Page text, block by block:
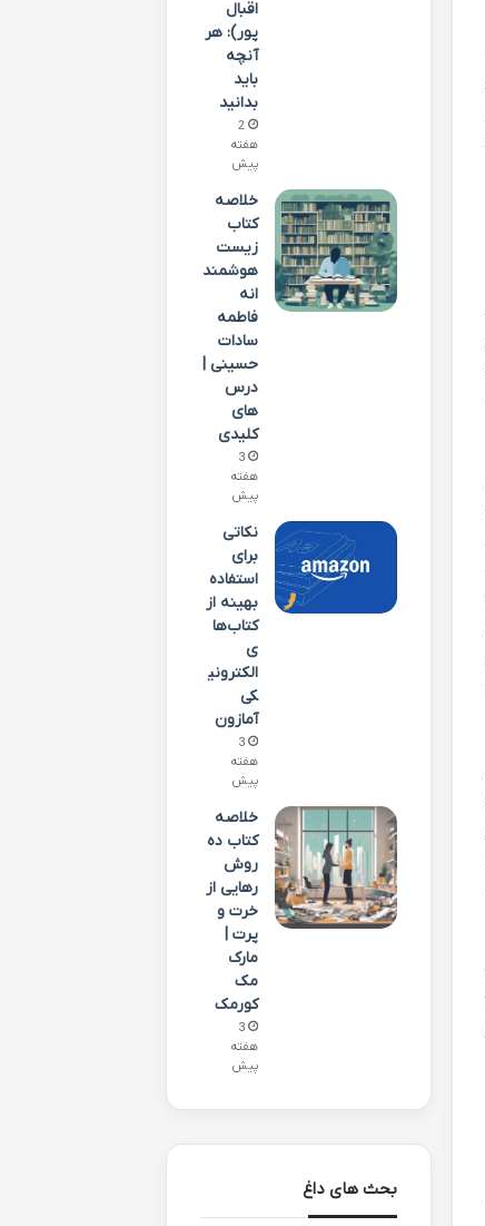
اقبال
پور): هر
آنچه
باید
بدانید
2
هفته
پیش
خلاصه
کتاب
زیست
هوشمند
انه
فاطمه
سادات
حسینی |
درس
های
کلیدی
3
هفته
پیش
نکاتی
برای
استفاده
بهینه از
کتاب‌ها
ی
الکترونی
کی
آمازون
3
هفته
پیش
خلاصه
کتاب ده
روش
رهایی از
خرت و
پرت |
مارک
مک
کورمک
3
هفته
پیش
بحث های داغ